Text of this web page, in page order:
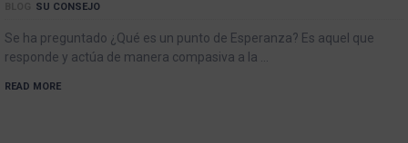
SU CONSEJO
Se ha preguntado ¿Qué es un punto de Esperanza? Es aquel que
responde y actúa de manera compasiva a la …
READ MORE